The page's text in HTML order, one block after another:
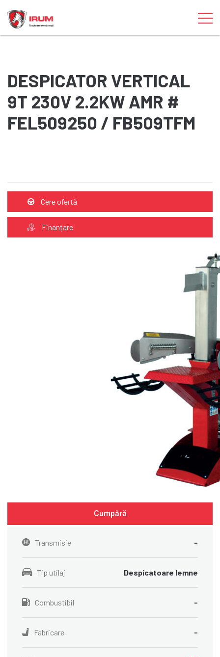
DESPICATOR VERTICAL
9T 230V 2.2KW AMR #
FEL509250 / FB509TFM
Cere ofertă
Finanțare
Transmisie -
Tip utilaj Despicatoare lemne
Combustibil -
Fabricare -
Cumpără